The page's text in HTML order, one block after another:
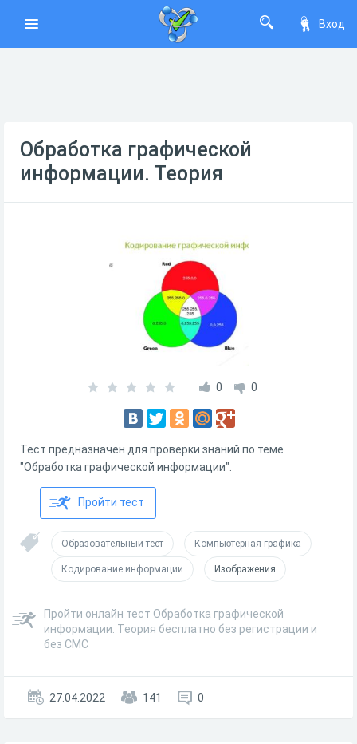
Вход
Обработка графической
информации. Теория
0 0
Тест предназначен для проверки знаний по теме
"Обработка графической информации".
Пройти тест
Образовательный тест Компьютерная графика
Кодирование информации Изображения
Пройти онлайн тест Обработка графической
информации. Теория бесплатно без регистрации и
без СМС
27.04.2022 141 0